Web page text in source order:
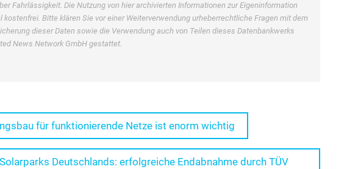
Fahrlässigkeit. Die Nutzung von hier archivierten Informationen zur Eigeninformation
Bitte klären Sie vor einer Weiterverwendung urheberrechtliche Fragen mit dem
dieser Daten sowie die Verwendung auch von Teilen dieses Datenbankwerks
News Network GmbH gestattet.
für funktionierende Netze ist enorm wichtig
Deutschlands: erfolgreiche Endabnahme durch TÜV